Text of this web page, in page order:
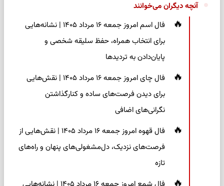
آنچه دیگران می‌خوانند
فال اسم امروز جمعه ۱۶ مرداد ۱۴۰۵ | نشانه‌هایی
برای انتخاب همراه، حفظ سلیقه شخصی و
پایان‌دادن به تردیدها
فال چای امروز جمعه ۱۶ مرداد ۱۴۰۵ | نقش‌هایی
برای دیدن فرصت‌های ساده و کنارگذاشتن
نگرانی‌های اضافی
فال قهوه امروز جمعه ۱۶ مرداد ۱۴۰۵ | نقش‌هایی از
فرصت‌های نزدیک، دل‌مشغولی‌های پنهان و راه‌های
تازه